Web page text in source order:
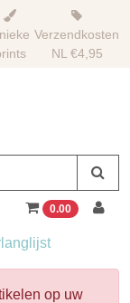
Verzendkosten
NL €4,95
0.00
op uw